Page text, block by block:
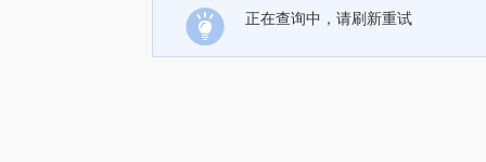
正在查询中，请刷新重试